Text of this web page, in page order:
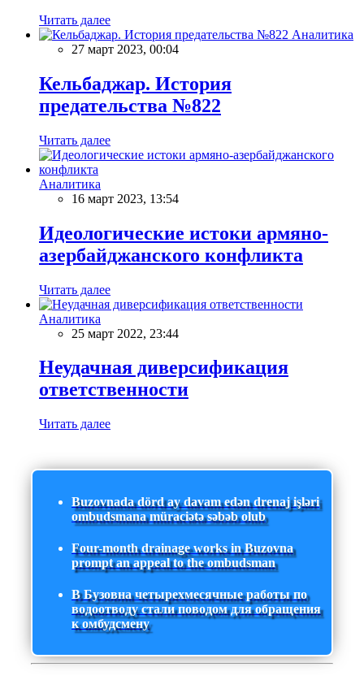
Читать далее
Аналитика
27 март 2023, 00:04
Кельбаджар. История
предательства №822
Читать далее
Аналитика
16 март 2023, 13:54
Идеологические истоки армяно-
азербайджанского конфликта
Читать далее
Аналитика
25 март 2022, 23:44
Неудачная диверсификация
ответственности
Читать далее
Buzovnada dörd ay davam edən drenaj işləri
ombudsmana müraciətə səbəb olub
Four-month drainage works in Buzovna
prompt an appeal to the ombudsman
В Бузовна четырехмесячные работы по
водоотводу стали поводом для обращения
к омбудсмену